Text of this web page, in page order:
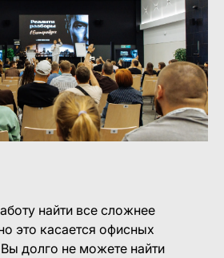
найти все сложнее
это касается офисных
долго не можете найти